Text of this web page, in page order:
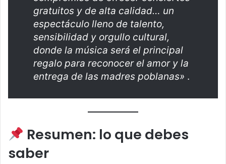
gratuitos y de alta calidad… un
espectáculo lleno de talento,
sensibilidad y orgullo cultural,
donde la música será el principal
regalo para reconocer el amor y la
entrega de las madres poblanas» .
Resumen: lo que debes
saber